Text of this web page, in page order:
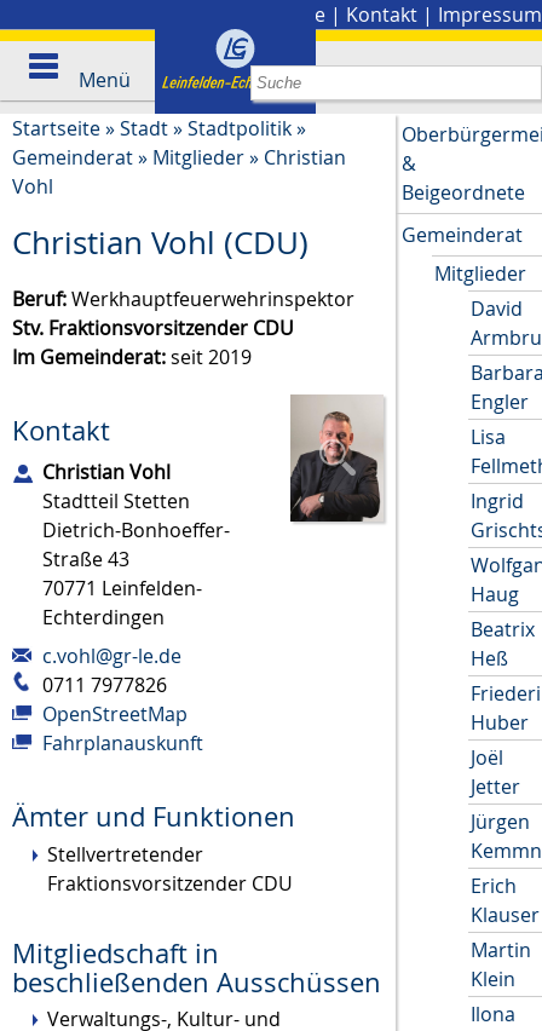
Presse | Kontakt | Impressum
Menü
Startseite»Stadt»Stadtpolitik»
Gemeinderat» Mitglieder» Christian
Vohl
Christian Vohl (CDU)
Beruf:Werkhauptfeuerwehrinspektor
Stv. Fraktionsvorsitzender CDU
Im Gemeinderat:seit 2019
Kontakt
ChristianVohl
Stadtteil Stetten
Dietrich-Bonhoeffer-
Straße 43
70771 Leinfelden-
Echterdingen
c.vohl@gr-le.de
0711 7977826
OpenStreetMap
Fahrplanauskunft
Ämter und Funktionen
Stellvertretender
Fraktionsvorsitzender CDU
Mitgliedschaft in
beschließenden Ausschüssen
Verwaltungs-, Kultur- und
&
Beigeordnete
Gemeinderat
Mitglieder
David
Engler
Lisa
Ingrid
Haug
Beatrix
Heß
Huber
Joël
Jetter
Jürgen
Erich
Klauser
Martin
Klein
Ilona